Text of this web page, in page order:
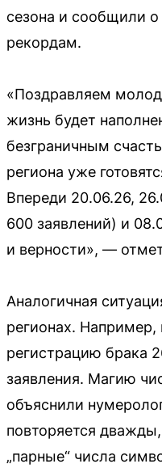
сезона и сообщили
рекордам.
«Поздравляем
жизнь будет
безграничным
региона уже
Впереди 20.06.26,
600 заявлений) и
и верности», —
Аналогичная
регионах. Например,
регистрацию брака
заявления. Магию
объяснили
повторяется
„парные“ числа